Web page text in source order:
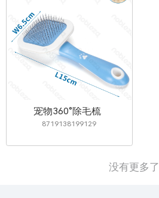
宠物360°除毛梳
8719138199129
没有更多了